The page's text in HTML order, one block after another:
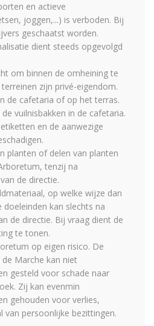
en actieve
joggen,...) is verboden. Bij
geschaatst worden.
dient steeds opgevolgd
om binnen de omheining te
zijn privé-eigendom.
de cafetaria of op het terras.
vuilnisbakken in de cafetaria.
en de aanwezige
planten of delen van planten
tenzij na
de directie.
op welke wijze dan
kan slechts na
de directie. Bij vraag dient de
te tonen.
op eigen risico. De
Marche kan niet
gesteld voor schade naar
Zij kan evenmin
gehouden voor verlies,
van persoonlijke bezittingen.